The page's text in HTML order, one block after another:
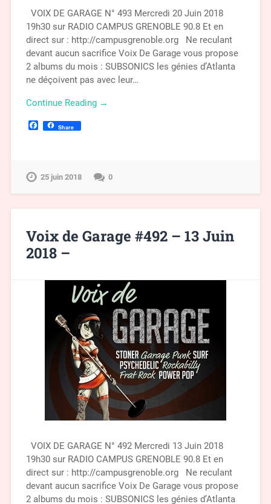
VOIX DE GARAGE N° 493 Mercredi 20 Juin 2018
19h30 sur RADIO CAMPUS GRENOBLE 90.8 Et en
direct sur : http://campusgrenoble.org Ne reculant
devant aucun sacrifice Voix De Garage vous propose
2 albums du mois : SUBSONICS les génies d’Atlanta
ne déçoivent pas avec leur…
Continue Reading →
Facebook
Share
25 juin 2018 0
Voix de Garage #492 – 13 Juin
2018 –
VOIX DE GARAGE N° 492 Mercredi 13 Juin 2018
19h30 sur RADIO CAMPUS GRENOBLE 90.8 Et en
direct sur : http://campusgrenoble.org Ne reculant
devant aucun sacrifice Voix De Garage vous propose
2 albums du mois : SUBSONICS les génies d’Atlanta